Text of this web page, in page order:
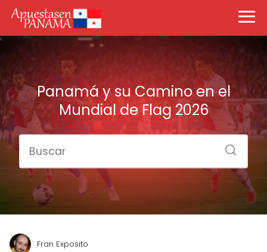
Panamá y su Camino en el
Mundial de Flag 2026
Fran Exposito